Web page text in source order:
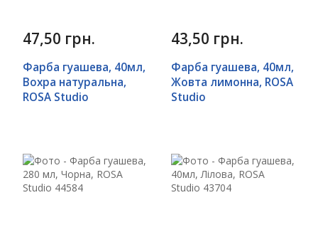
47,50 грн.
Фарба гуашева, 40мл,
Вохра натуральна,
ROSA Studio
43,50 грн.
Фарба гуашева, 40мл,
Жовта лимонна, ROSA
Studio